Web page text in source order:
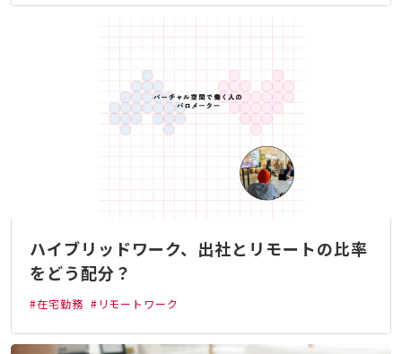
ハイブリッドワーク、出社とリモートの比率
をどう配分？
#在宅勤務 #リモートワーク